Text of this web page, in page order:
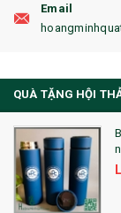
19. ĐỒNG HỒ
22. ĐỒNG HỒ ĐỂ
23. QÙA TẶNG
24. QÙA TẶNG
25. QUÀ TẶNG
Email
QUÀ TẶNG HỘI